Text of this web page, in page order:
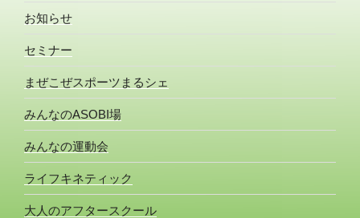
お知らせ
セミナー
まぜこぜスポーツまるシェ
みんなのASOBI場
みんなの運動会
ライフキネティック
大人のアフタースクール